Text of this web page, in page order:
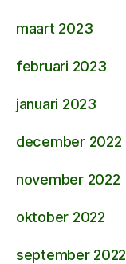
maart 2023
februari 2023
januari 2023
december 2022
november 2022
oktober 2022
september 2022